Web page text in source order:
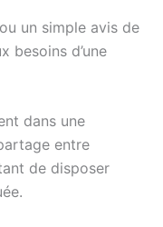
un simple avis de
besoins d’une
dans une
entre
de disposer